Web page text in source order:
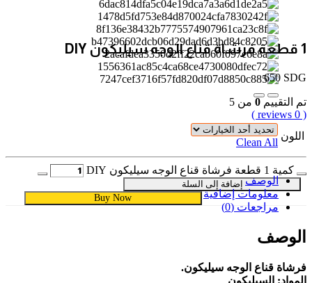
1 قطعة فرشاة قناع الوجه سيليكون DIY
650 SDG
تم التقييم 0 من 5
( 0 reviews )
اللون
Clean All
كمية 1 قطعة فرشاة قناع الوجه سيليكون DIY
إضافة إلى السلة
Buy Now
الوصف
معلومات إضافية
مراجعات (0)
الوصف
فرشاة قناع الوجه سيليكون.
المواد: السيليكون